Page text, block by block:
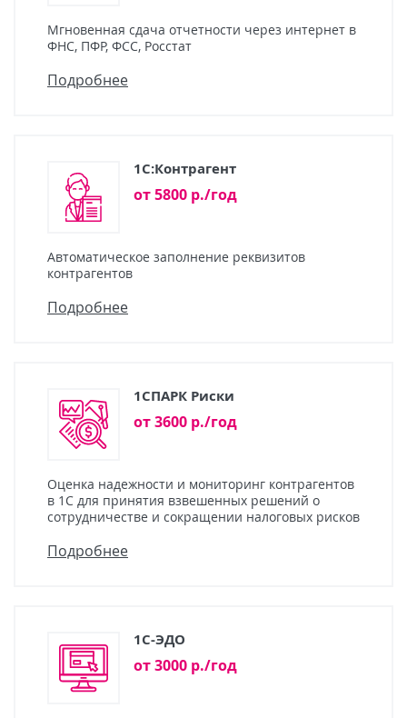
Мгновенная сдача отчетности через интернет в
ФНС, ПФР, ФСС, Росстат
Подробнее
1С:Контрагент
от 5800 р./год
Автоматическое заполнение реквизитов
контрагентов
Подробнее
1СПАРК Риски
от 3600 р./год
Оценка надежности и мониторинг контрагентов
в 1С для принятия взвешенных решений о
сотрудничестве и сокращении налоговых рисков
Подробнее
1С-ЭДО
от 3000 р./год